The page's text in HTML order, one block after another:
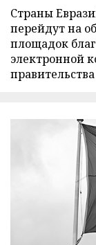
Страны
перейдут на
площадок
электронной